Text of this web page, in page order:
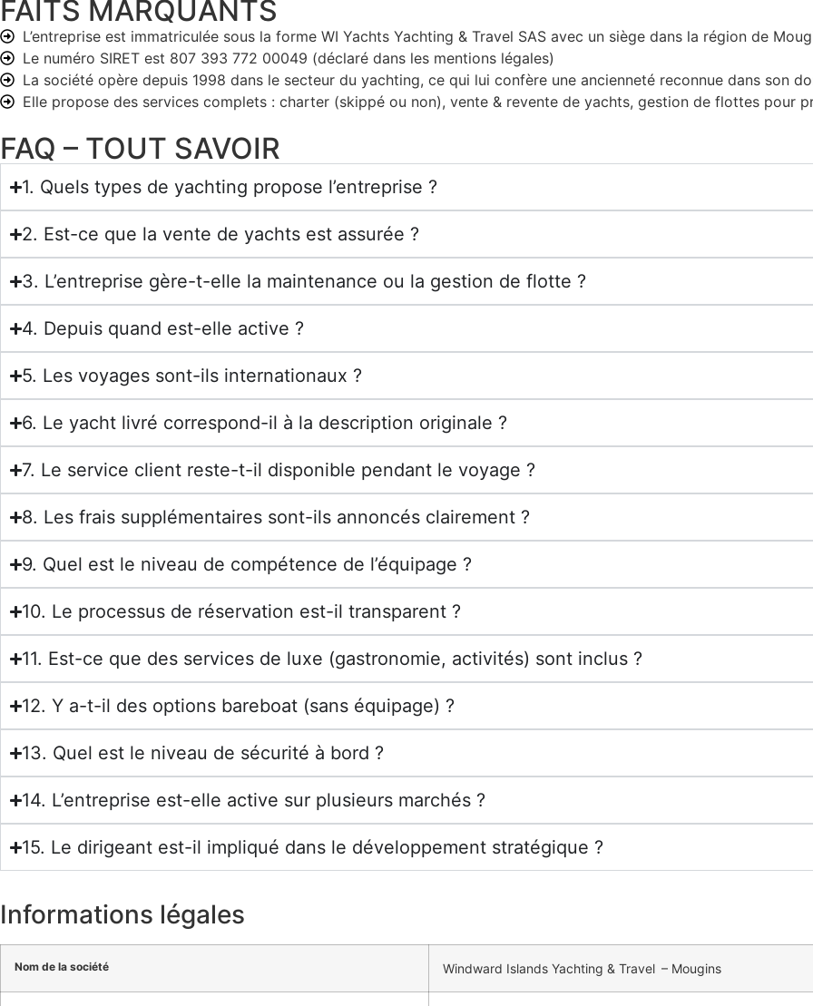
FAITS MARQUANTS
L’entreprise est immatriculée sous la forme WI Yachts Yachting & Travel SAS avec un siège dans la région de
Le numéro SIRET est 807 393 772 00049 (déclaré dans les mentions légales)
La société opère depuis 1998 dans le secteur du yachting, ce qui lui confère une ancienneté reconnue dans son
Elle propose des services complets : charter (skippé ou non), vente & revente de yachts, gestion de flottes pour
FAQ – TOUT SAVOIR
1. Quels types de yachting propose l’entreprise ?
2. Est-ce que la vente de yachts est assurée ?
3. L’entreprise gère-t-elle la maintenance ou la gestion de flotte ?
4. Depuis quand est-elle active ?
5. Les voyages sont-ils internationaux ?
6. Le yacht livré correspond-il à la description originale ?
7. Le service client reste-t-il disponible pendant le voyage ?
8. Les frais supplémentaires sont-ils annoncés clairement ?
9. Quel est le niveau de compétence de l’équipage ?
10. Le processus de réservation est-il transparent ?
11. Est-ce que des services de luxe (gastronomie, activités) sont inclus ?
12. Y a-t-il des options bareboat (sans équipage) ?
13. Quel est le niveau de sécurité à bord ?
14. L’entreprise est-elle active sur plusieurs marchés ?
15. Le dirigeant est-il impliqué dans le développement stratégique ?
Informations légales
Nom de la société Windward Islands Yachting & Travel – Mougins